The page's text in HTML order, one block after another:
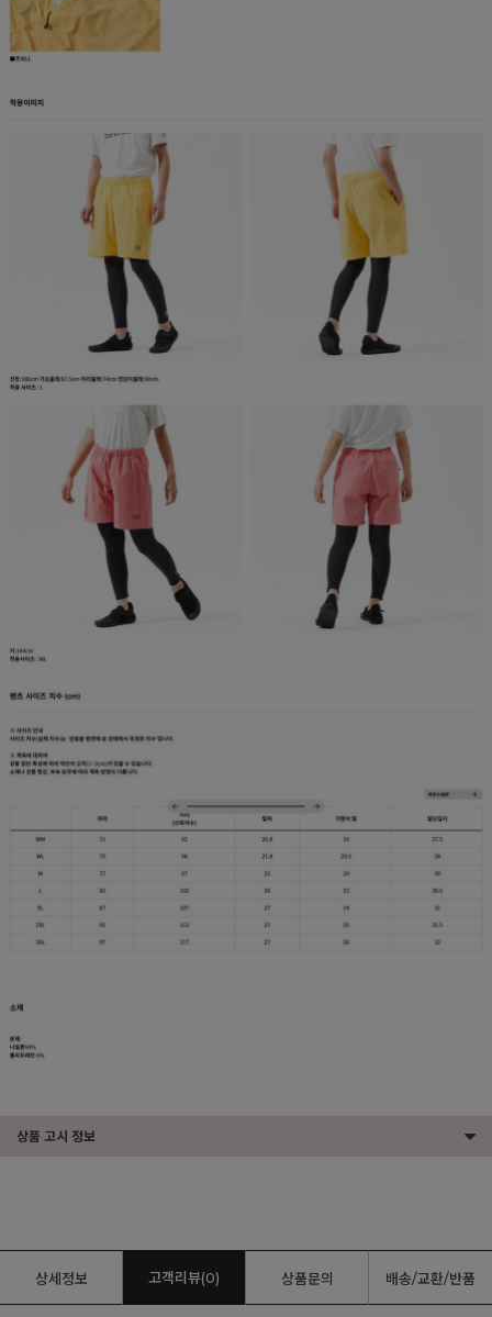
상품 고시 정보
상세정보 고객리뷰(0) 상품문의 배송/교환/반품